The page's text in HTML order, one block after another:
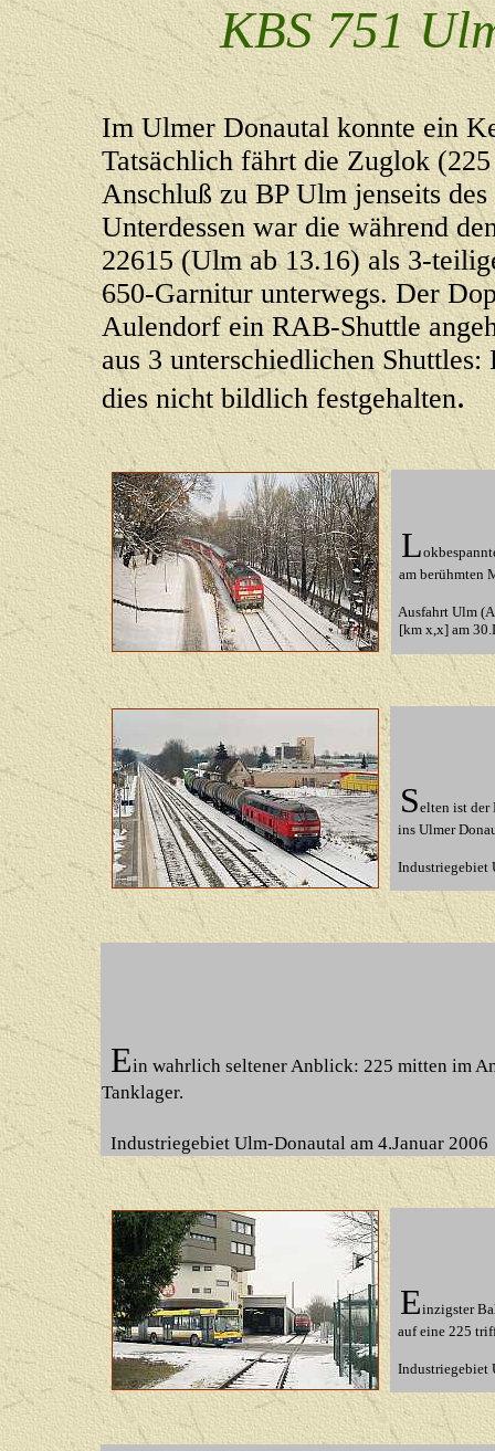
KBS 751
Im Ulmer Donautal konnte ein
Tatsächlich fährt die Zuglok
Anschluß zu BP Ulm jenseits
Unterdessen war die während
22615 (Ulm ab 13.16) als 3-
650-Garnitur unterwegs. Der
Aulendorf ein RAB-Shuttle
aus 3 unterschiedlichen
dies nicht bildlich festgehalten.
L
am berühmten
Ausfahrt Ulm
[km x,x] am
Selten ist der
ins Ulmer
Industriegebiet
Ein wahrlich seltener Anblick: 225 mitten im
Tanklager.
Industriegebiet Ulm-Donautal am 4.Januar 2006
Einzigster
auf eine 225
Industriegebiet